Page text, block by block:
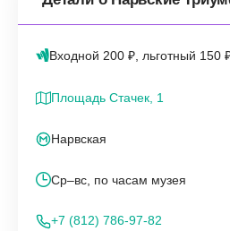
Входной 200 ₽, льготный 150
Площадь Стачек, 1
Нарвская
Ср–вс, по часам музея
+7 (812) 786-97-82